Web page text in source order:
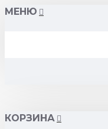
МЕНЮ
КОРЗИНА